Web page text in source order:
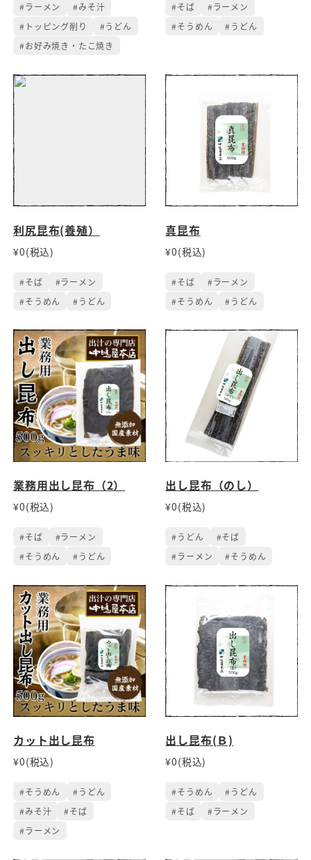
#ラーメン
#みそ汁
#トッピング削り
#うどん
#お好み焼き・たこ焼き
#そば
#ラーメン
#そうめん
#うどん
利尻昆布(養殖）
¥0(税込)
#そば
#ラーメン
#そうめん
#うどん
真昆布
¥0(税込)
#そば
#ラーメン
#そうめん
#うどん
業務用出し昆布（2）
¥0(税込)
#そば
#ラーメン
#そうめん
#うどん
出し昆布（のし）
¥0(税込)
#うどん
#そば
#ラーメン
#そうめん
カット出し昆布
¥0(税込)
#そうめん
#うどん
#みそ汁
#そば
#ラーメン
出し昆布(Ｂ)
¥0(税込)
#そうめん
#うどん
#そば
#ラーメン